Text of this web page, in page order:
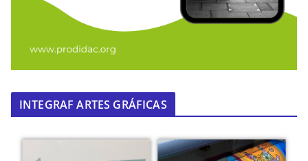
INTEGRAF ARTES GRÁFICAS